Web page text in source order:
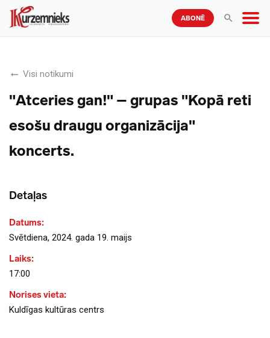
ABONĒ
Visi notikumi
"Atceries gan!" – grupas "Kopā reti
esošu draugu organizācija"
koncerts.
Detaļas
Datums:
Svētdiena, 2024. gada 19. maijs
Laiks:
17:00
Norises vieta:
Kuldīgas kultūras centrs